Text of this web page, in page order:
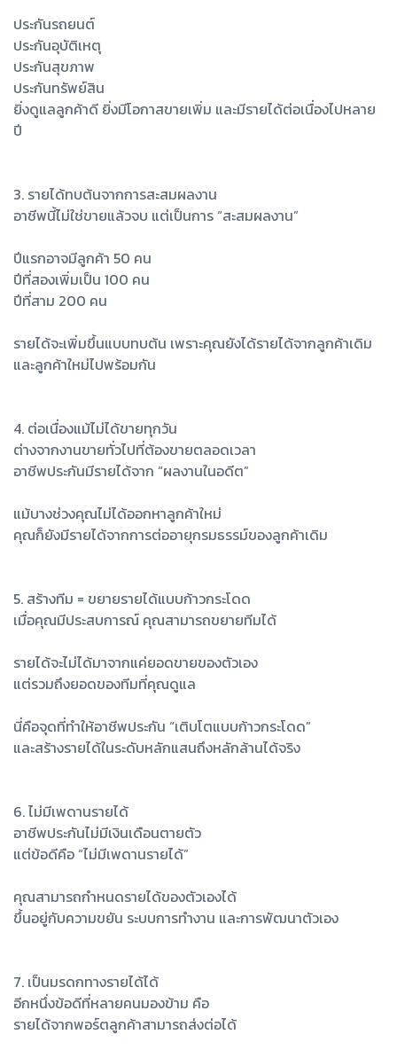
ประกันรถยนต์
ประกันอุบัติเหตุ
ประกันสุขภาพ
ประกันทรัพย์สิน
ยิ่งดูแลลูกค้าดี ยิ่งมีโอกาสขายเพิ่ม และมีรายได้ต่อเนื่องไปหลาย
ปี
3. รายได้ทบต้นจากการสะสมผลงาน
อาชีพนี้ไม่ใช่ขายแล้วจบ แต่เป็นการ “สะสมผลงาน”
ปีแรกอาจมีลูกค้า 50 คน
ปีที่สองเพิ่มเป็น 100 คน
ปีที่สาม 200 คน
รายได้จะเพิ่มขึ้นแบบทบต้น เพราะคุณยังได้รายได้จากลูกค้าเดิม
และลูกค้าใหม่ไปพร้อมกัน
4. ต่อเนื่องแม้ไม่ได้ขายทุกวัน
ต่างจากงานขายทั่วไปที่ต้องขายตลอดเวลา
อาชีพประกันมีรายได้จาก “ผลงานในอดีต”
แม้บางช่วงคุณไม่ได้ออกหาลูกค้าใหม่
คุณก็ยังมีรายได้จากการต่ออายุกรมธรรม์ของลูกค้าเดิม
5. สร้างทีม = ขยายรายได้แบบก้าวกระโดด
เมื่อคุณมีประสบการณ์ คุณสามารถขยายทีมได้
รายได้จะไม่ได้มาจากแค่ยอดขายของตัวเอง
แต่รวมถึงยอดของทีมที่คุณดูแล
นี่คือจุดที่ทำให้อาชีพประกัน “เติบโตแบบก้าวกระโดด”
และสร้างรายได้ในระดับหลักแสนถึงหลักล้านได้จริง
6. ไม่มีเพดานรายได้
อาชีพประกันไม่มีเงินเดือนตายตัว
แต่ข้อดีคือ “ไม่มีเพดานรายได้”
คุณสามารถกำหนดรายได้ของตัวเองได้
ขึ้นอยู่กับความขยัน ระบบการทำงาน และการพัฒนาตัวเอง
7. เป็นมรดกทางรายได้ได้
อีกหนึ่งข้อดีที่หลายคนมองข้าม คือ
รายได้จากพอร์ตลูกค้าสามารถส่งต่อได้